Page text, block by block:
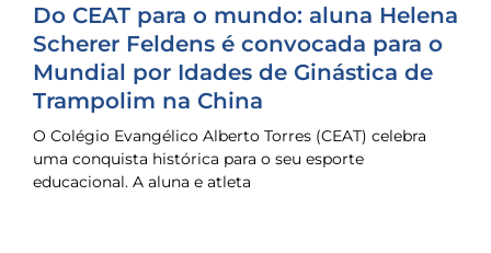
Do CEAT para o mundo: aluna Helena
Scherer Feldens é convocada para o
Mundial por Idades de Ginástica de
Trampolim na China
O Colégio Evangélico Alberto Torres (CEAT) celebra
uma conquista histórica para o seu esporte
educacional. A aluna e atleta